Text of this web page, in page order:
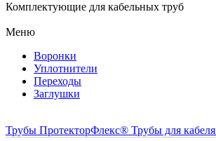
Комплектующие для кабельных труб
Меню
Воронки
Уплотнители
Переходы
Заглушки
Трубы ПротекторФлекс® Трубы для кабеля